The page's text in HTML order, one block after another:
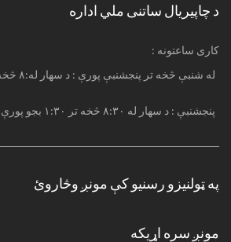
د چاپیریال ساتنی ملي اداره
: کاری ساعتونه
له شنبې څخه تر پنجشنبې پورې : د سهار له:۸ څخه تر :۴ بجو پورې
پنجشنبې : د سهار له ۸:۳۰ څخه تر ۱:۳۰ بجو پورې
په ټولنیزو رسنیو کې مونږ وڅاروئ
مونږ سره اړیکه